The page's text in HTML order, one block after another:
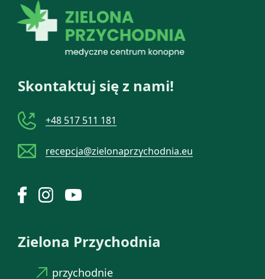
Skontaktuj się z nami!
+48 517 511 181
recepcja@zielonaprzychodnia.eu
Zielona Przychodnia
przychodnie